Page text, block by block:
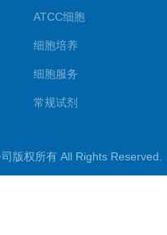
ATCC细胞
细胞培养
细胞服务
常规试剂
PCR试剂盒
司版权所有 All Rights